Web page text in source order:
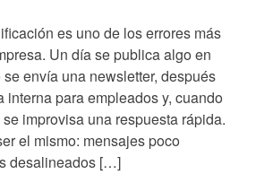
es uno de los errores más
Un día se publica algo en
envía una newsletter, después
interna para empleados y, cuando
improvisa una respuesta rápida.
el mismo: mensajes poco
desalineados […]